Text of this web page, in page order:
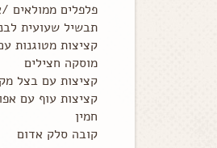
פלפלים ממולאים /
תבשיל שעועית
קציצות מטוגנות
מוסקה חצילים
קציצות עם בצל
קציצות עוף עם
חמין
קובה סלק אדום